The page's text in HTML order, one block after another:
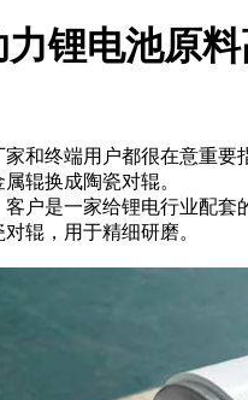
锂电池原
终端用户都很在意重要
辊换成陶瓷对辊。
是一家给锂电行业配套
辊，用于精细研磨。